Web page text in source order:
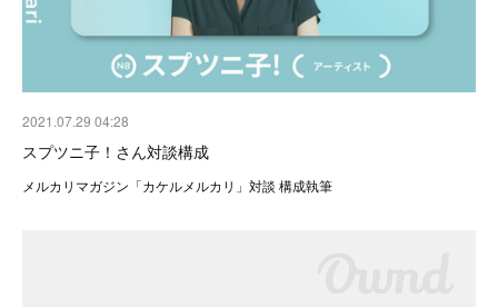
2021.07.29 04:28
スプツニ子！さん対談構成
メルカリマガジン「カケルメルカリ」対談 構成執筆